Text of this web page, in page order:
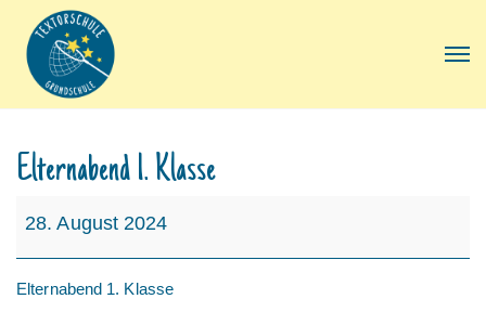
Elternabend 1. Klasse
1.
Klasse
28. August 2024
Elternabend 1. Klasse